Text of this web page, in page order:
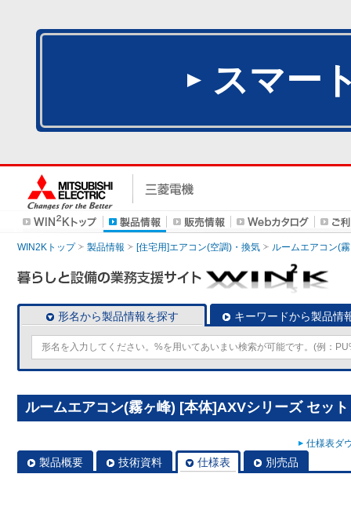
スマー
WIN2Kトップ 製品情報 [住宅用]エアコン(空調)・換気 ルームエアコン(
形名から製品情報を探す キーワードから製品情
ルームエアコン(霧ヶ峰) [本体]AXVシリーズ セッ
仕様表ダ
製品概要 技術資料 仕様表 別売品